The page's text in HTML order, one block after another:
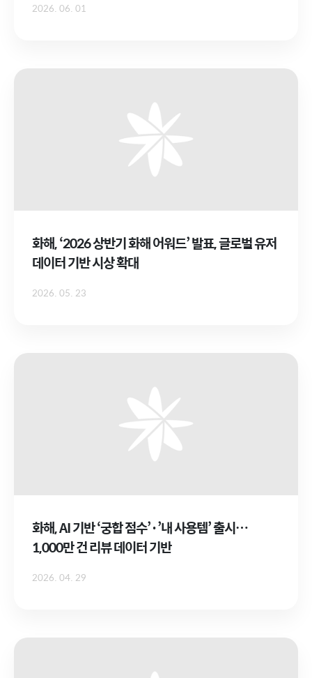
2026. 06. 01
화해, ‘2026 상반기 화해 어워드’ 발표, 글로벌 유저
데이터 기반 시상 확대
2026. 05. 23
화해, AI 기반 ‘궁합 점수’·’내 사용템’ 출시…
1,000만 건 리뷰 데이터 기반
2026. 04. 29